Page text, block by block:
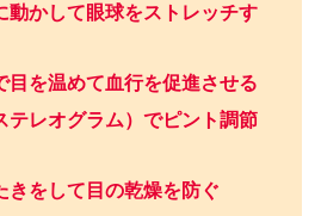
動かして眼球をストレッチす
目を温めて血行を促進させる
テレオグラム）でピント調節
きをして目の乾燥を防ぐ